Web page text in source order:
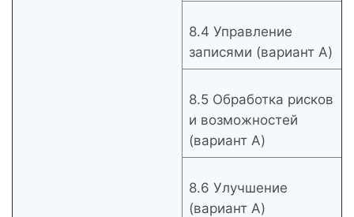
8.4 Управление
записями (вариант A)
8.5 Обработка рисков
и возможностей
(вариант A)
8.6 Улучшение
(вариант A)